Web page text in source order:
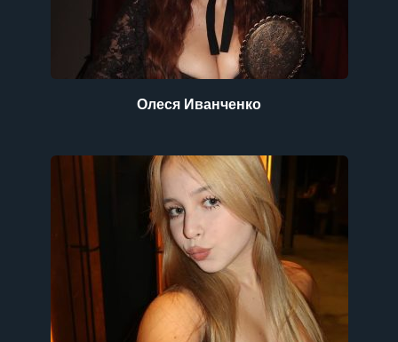
Олеся Иванченко